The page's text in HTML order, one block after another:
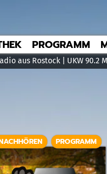
aus Rostock | UKW 90.2
PROGRAMM
PROGRAMM